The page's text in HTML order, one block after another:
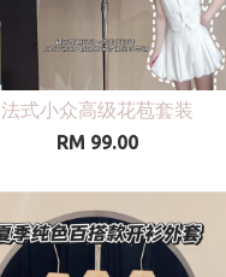
法式小众高级花苞套装
RM 99.00